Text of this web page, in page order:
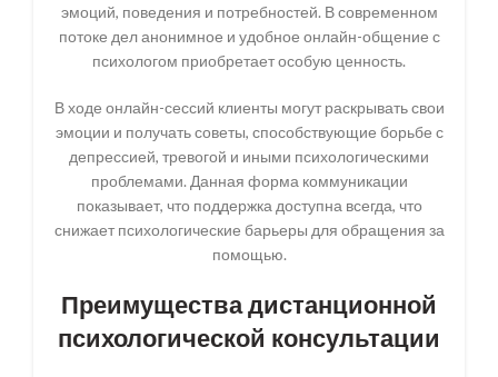
эмоций, поведения и потребностей. В современном
потоке дел анонимное и удобное онлайн-общение с
психологом приобретает особую ценность.
В ходе онлайн-сессий клиенты могут раскрывать свои
эмоции и получать советы, способствующие борьбе с
депрессией, тревогой и иными психологическими
проблемами. Данная форма коммуникации
показывает, что поддержка доступна всегда, что
снижает психологические барьеры для обращения за
помощью.
Преимущества дистанционной
психологической консультации